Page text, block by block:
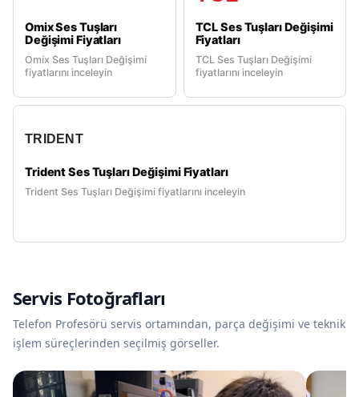
Omix Ses Tuşları
Değişimi Fiyatları
Omix Ses Tuşları Değişimi
fiyatlarını inceleyin
TCL Ses Tuşları Değişimi
Fiyatları
TCL Ses Tuşları Değişimi
fiyatlarını inceleyin
TRIDENT
Trident Ses Tuşları Değişimi Fiyatları
Trident Ses Tuşları Değişimi fiyatlarını inceleyin
Servis Fotoğrafları
Telefon Profesörü servis ortamından, parça değişimi ve teknik
işlem süreçlerinden seçilmiş görseller.